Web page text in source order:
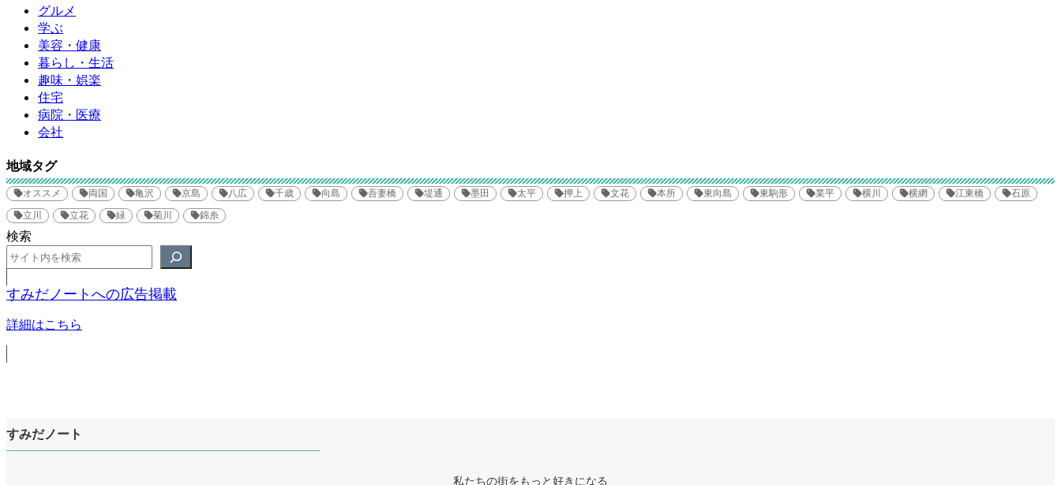
グルメ
学ぶ
美容・健康
暮らし・生活
趣味・娯楽
住宅
病院・医療
会社
地域タグ
オススメ 両国 亀沢 京島 八広 千歳 向島 吾妻橋 堤通 墨田 太平 押上 文花 本所 東向島 東駒形 業平 横川 横網 江東橋
石原
立川
立花 緑 菊川 錦糸
検索
すみだノートへの広告掲載
詳細はこちら
すみだノート
私たちの街をもっと好きになる